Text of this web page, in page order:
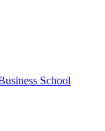
School